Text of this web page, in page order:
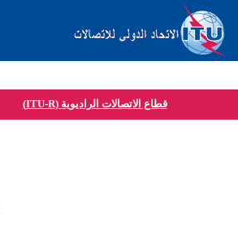
قطاع الاتصالات الراديوية (ITU-R)